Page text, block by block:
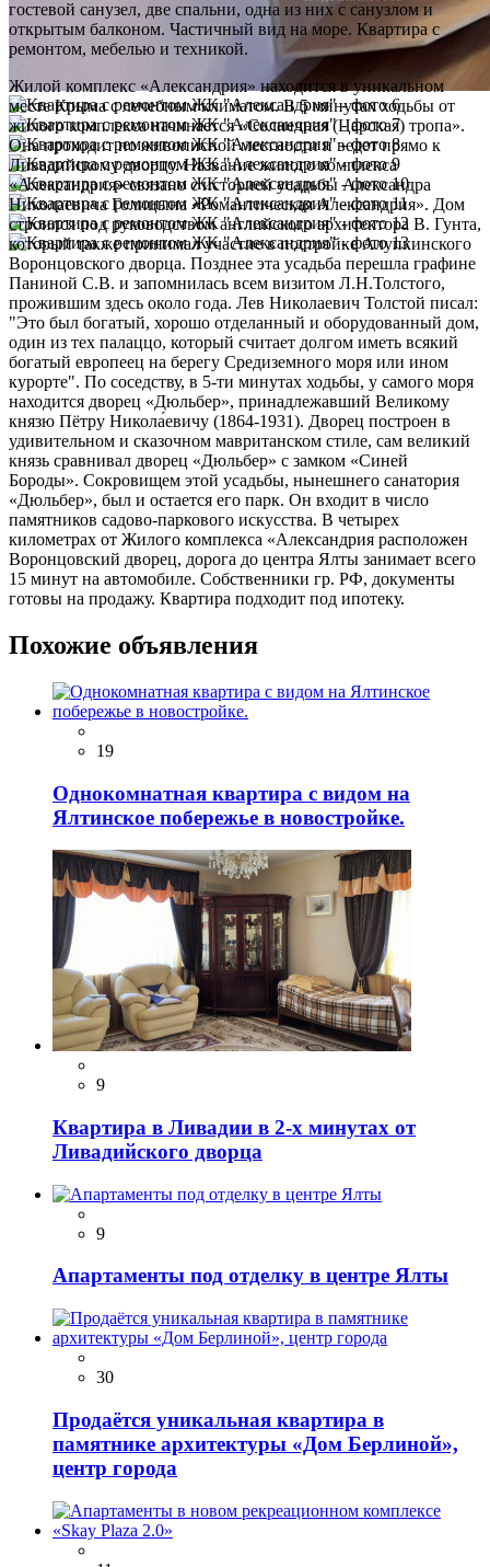
гостевой санузел, две спальни, одна из них с санузлом и
открытым балконом. Частичный вид на море. Квартира с
ремонтом, мебелью и техникой.
Жилой комплекс «Александрия» находится в уникальном
месте Крыма с лечебным климатом. В 5 минутах ходьбы от
жилого комплекса начинается «Солнечная (Царская) тропа».
Она проходит по живописной местности и ведет прямо к
Ливадийскому дворцу. Название жилого комплекса
«Александрия» связано с историей усадьбы Александра
Николаевича Голицына «Романтическая Александрия». Дом
строился под руководством английского архитектора В. Гунта,
который также принимал участие в постройке Алупкинского
Воронцовского дворца. Позднее эта усадьба перешла графине
Паниной С.В. и запомнилась всем визитом Л.Н.Толстого,
прожившим здесь около года. Лев Николаевич Толстой писал:
"Это был богатый, хорошо отделанный и оборудованный дом,
один из тех палаццо, который считает долгом иметь всякий
богатый европеец на берегу Средиземного моря или ином
курорте". По соседству, в 5-ти минутах ходьбы, у самого моря
находится дворец «Дюльбер», принадлежавший Великому
князю Пётру Никола́евичу (1864-1931). Дворец построен в
удивительном и сказочном мавританском стиле, сам великий
князь сравнивал дворец «Дюльбер» с замком «Синей
Бороды». Сокровищем этой усадьбы, нынешнего санатория
«Дюльбер», был и остается его парк. Он входит в число
памятников садово-паркового искусства. В четырех
километрах от Жилого комплекса «Александрия расположен
Воронцовский дворец, дорога до центра Ялты занимает всего
15 минут на автомобиле. Собственники гр. РФ, документы
готовы на продажу. Квартира подходит под ипотеку.
Похожие объявления
19
Однокомнатная квартира с видом на
Ялтинское побережье в новостройке.
9
Квартира в Ливадии в 2-х минутах от
Ливадийского дворца
9
Апартаменты под отделку в центре Ялты
30
Продаётся уникальная квартира в
памятнике архитектуры «Дом Берлиной»,
центр города